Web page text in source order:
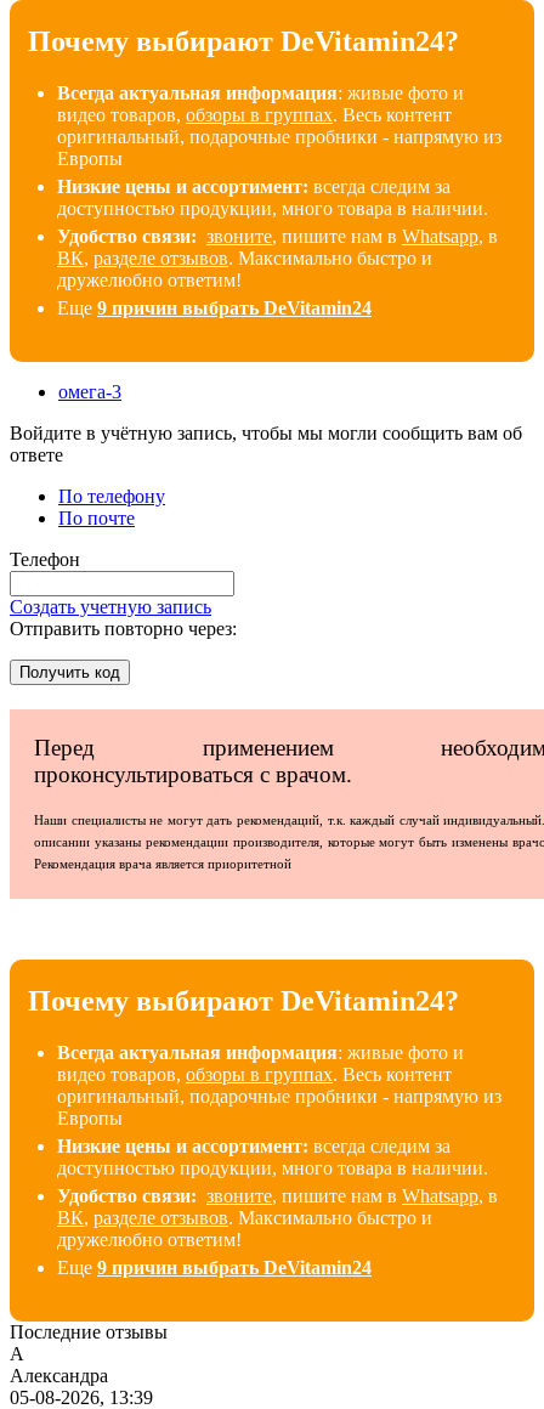
Почему выбирают DeVitamin24?
Всегда актуальная информация: живые фото и
видео товаров, обзоры в группах. Весь контент
оригинальный, подарочные пробники - напрямую из
Европы
Низкие цены и ассортимент: всегда следим за
доступностью продукции, много товара в наличии.
Удобство связи: звоните, пишите нам в Whatsapp, в
ВК, разделе отзывов. Максимально быстро и
дружелюбно ответим!
Еще 9 причин выбрать DeVitamin24
омега-3
Войдите в учётную запись, чтобы мы могли сообщить вам об
ответе
По телефону
По почте
Телефон
Создать учетную запись
Отправить повторно через:
Получить код
Перед применением
проконсультироваться с врачом.
Наши специалисты не могут дать рекомендаций, т.к. каждый случай
описании указаны рекомендации производителя, которые могут быть изменены
Рекомендация врача является приоритетной
Почему выбирают DeVitamin24?
Всегда актуальная информация: живые фото и
видео товаров, обзоры в группах. Весь контент
оригинальный, подарочные пробники - напрямую из
Европы
Низкие цены и ассортимент: всегда следим за
доступностью продукции, много товара в наличии.
Удобство связи: звоните, пишите нам в Whatsapp, в
ВК, разделе отзывов. Максимально быстро и
дружелюбно ответим!
Еще 9 причин выбрать DeVitamin24
Последние отзывы
А
Александра
05-08-2026, 13:39